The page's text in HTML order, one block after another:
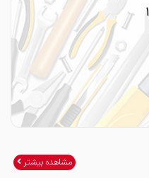
مشاهده بیشتر